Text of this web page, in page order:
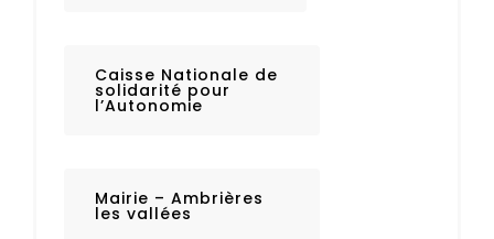
Caisse Nationale de
solidarité pour
l’Autonomie
Mairie – Ambrières
les vallées